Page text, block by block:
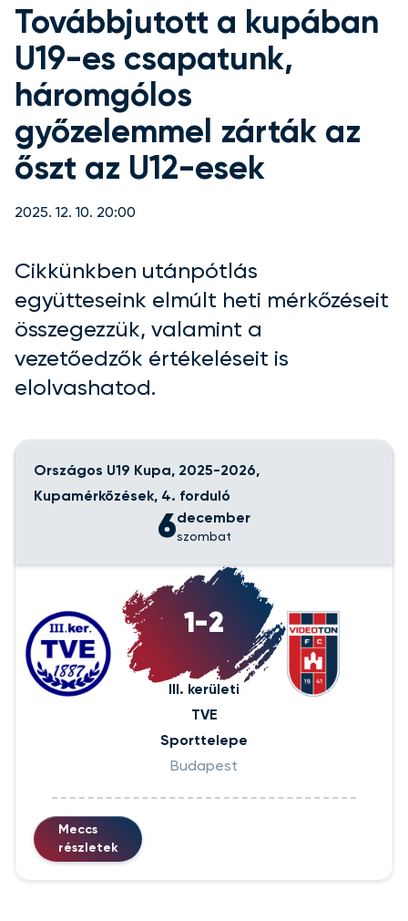
Továbbjutott a kupában
U19-es csapatunk,
háromgólos
győzelemmel zárták az
őszt az U12-esek
2025. 12. 10. 20:00
Cikkünkben utánpótlás
együtteseink elmúlt heti mérkőzéseit
összegezzük, valamint a
vezetőedzők értékeléseit is
elolvashatod.
Országos U19 Kupa, 2025-2026,
Kupamérkőzések, 4. forduló
6december
szombat
1-2
III. kerületi
TVE
Sporttelepe
Budapest
Meccs
részletek